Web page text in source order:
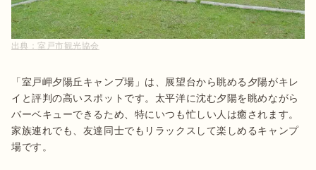
出典：室戸市観光協会
「室戸岬夕陽丘キャンプ場」は、展望台から眺める夕陽がキレ
イと評判の高いスポットです。太平洋に沈む夕陽を眺めながら
バーベキューできるため、特にいつも忙しい人は癒されます。
家族連れでも、友達同士でもリラックスして楽しめるキャンプ
場です。